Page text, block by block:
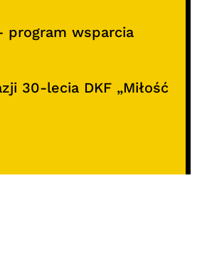
program wsparcia
30-lecia DKF „Miłość